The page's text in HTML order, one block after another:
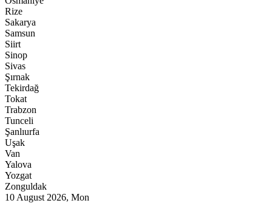
Rize
Sakarya
Samsun
Siirt
Sinop
Sivas
Şırnak
Tekirdağ
Tokat
Trabzon
Tunceli
Şanlıurfa
Uşak
Van
Yalova
Yozgat
Zonguldak
10 August 2026, Mon